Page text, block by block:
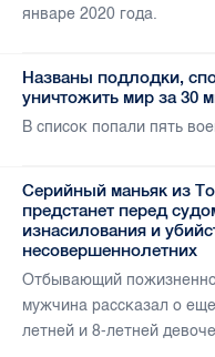
январе 2020 года.
Названы подлодки,
уничтожить мир за 30
В список попали пять
Серийный маньяк из
предстанет перед
изнасилования и
несовершеннолетних
Отбывающий
мужчина рассказал о
летней и 8-летней